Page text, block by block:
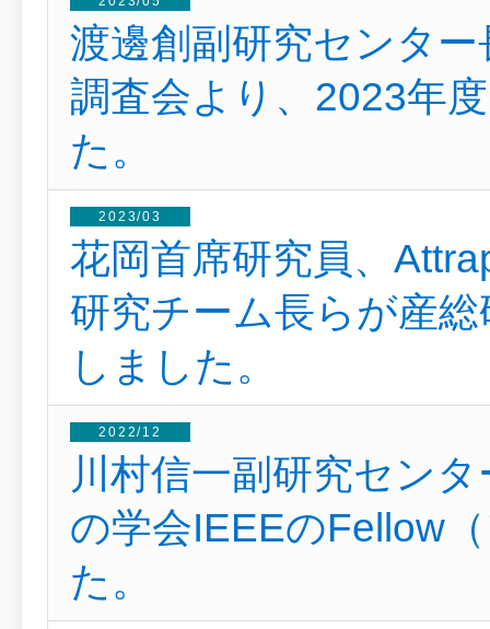
渡邊創副研究センタ
調査会より、2023年
た。
2023/03
花岡首席研究員、
研究チーム長らが産
しました。
2022/12
川村信一副研究セン
の学会IEEEのFellow
た。